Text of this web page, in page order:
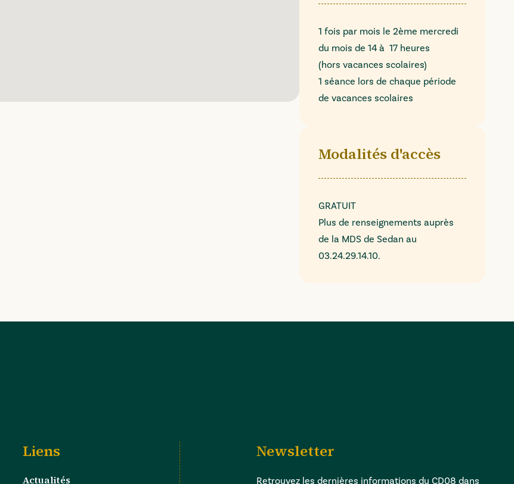
1 fois par mois le 2ème mercredi
du mois de 14 à 17 heures
(hors vacances scolaires)
1 séance lors de chaque période
de vacances scolaires
Modalités d'accès
GRATUIT
Plus de renseignements auprès
de la MDS de Sedan au
03.24.29.14.10.
Liens
Actualités
Newsletter
Retrouvez les dernières informations du CD08 dans